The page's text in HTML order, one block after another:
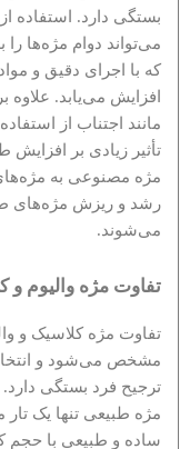
بستگی دارد. استفاده
می‌تواند دوام مژه‌ها
افزایش می‌یابد.
مانند اجتناب از
تأثیر زیادی بر افزایش
مژه مصنوعی به
رشد و ریزش مژه‌های
می‌شوند.
تفاوت مژه والیوم و
تفاوت مژه کلاسیک و
مشخص می‌شود و
ترجیح فرد بستگی
مژه طبیعی تنها یک
ساده و طبیعی با حجم